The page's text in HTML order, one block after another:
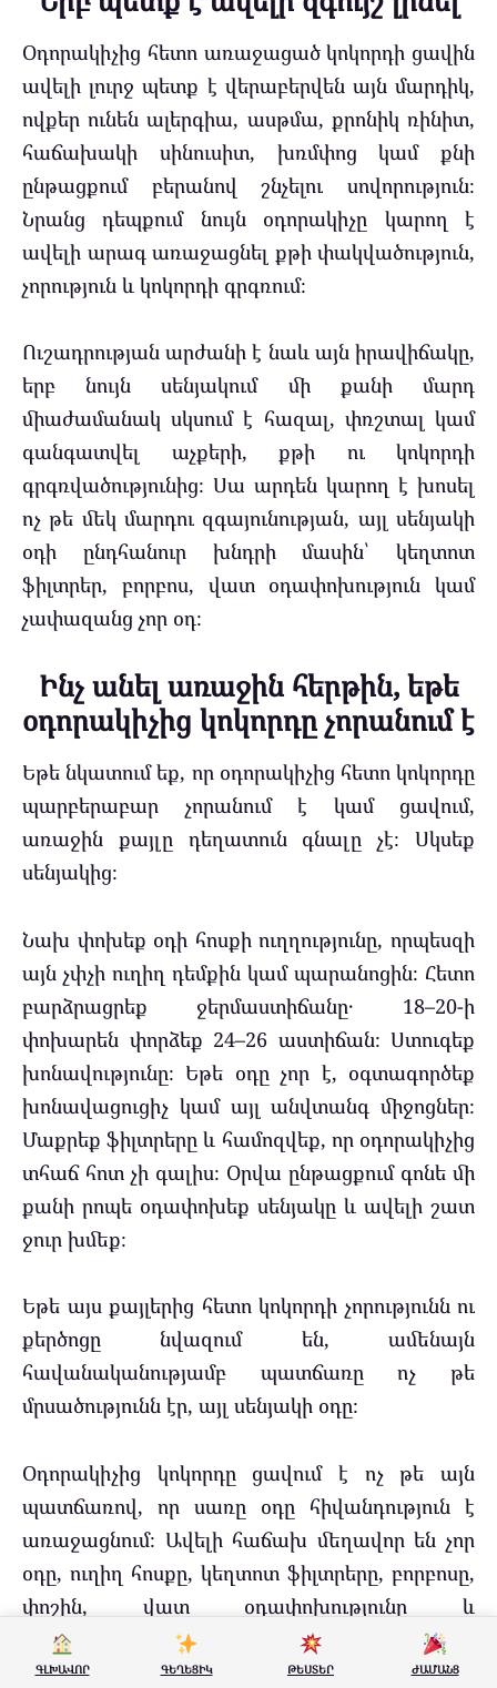
Օդորակիչից հետո առաջացած կոկորդի ցավին
ավելի լուրջ պետք է վերաբերվեն այն մարդիկ,
ովքեր ունեն ալերգիա, ասթմա, քրոնիկ ռինիտ,
հաճախակի սինուսիտ, խռմփոց կամ քնի
ընթացքում բերանով շնչելու սովորություն։
Նրանց դեպքում նույն օդորակիչը կարող է
ավելի արագ առաջացնել քթի փակվածություն,
չորություն և կոկորդի գրգռում։
Ուշադրության արժանի է նաև այն իրավիճակը,
երբ նույն սենյակում մի քանի մարդ
միաժամանակ սկսում է հազալ, փռշտալ կամ
գանգատվել աչքերի, քթի ու կոկորդի
գրգռվածությունից։ Սա արդեն կարող է խոսել
ոչ թե մեկ մարդու զգայունության, այլ սենյակի
օդի ընդհանուր խնդրի մասին՝ կեղտոտ
ֆիլտրեր, բորբոս, վատ օդափոխություն կամ
չափազանց չոր օդ։
Ինչ անել առաջին հերթին, եթե
օդորակիչից կոկորդը չորանում է
Եթե նկատում եք, որ օդորակիչից հետո կոկորդը
պարբերաբար չորանում է կամ ցավում,
առաջին քայլը դեղատուն գնալը չէ։ Սկսեք
սենյակից։
Նախ փոխեք օդի հոսքի ուղղությունը, որպեսզի
այն չփչի ուղիղ դեմքին կամ պարանոցին։ Հետո
բարձրացրեք ջերմաստիճանը․ 18–20-ի
փոխարեն փորձեք 24–26 աստիճան։ Ստուգեք
խոնավությունը։ Եթե օդը չոր է, օգտագործեք
խոնավացուցիչ կամ այլ անվտանգ միջոցներ։
Մաքրեք ֆիլտրերը և համոզվեք, որ օդորակիչից
տհաճ հոտ չի գալիս։ Օրվա ընթացքում գոնե մի
քանի րոպե օդափոխեք սենյակը և ավելի շատ
ջուր խմեք։
Եթե այս քայլերից հետո կոկորդի չորությունն ու
քերծոցը նվազում են, ամենայն
հավանականությամբ պատճառը ոչ թե
մրսածությունն էր, այլ սենյակի օդը։
Օդորակիչից կոկորդը ցավում է ոչ թե այն
պատճառով, որ սառը օդը հիվանդություն է
առաջացնում։ Ավելի հաճախ մեղավոր են չոր
օդը, ուղիղ հոսքը, կեղտոտ ֆիլտրերը, բորբոսը,
փոշին, վատ օդափոխությունը և
ջերմաստիճանի կտրուկ տարբերությունը։
ԳԼԽԱՎՈՐ ԳԵՂԵՑԻԿ ԹԵՍՏԵՐ ԺԱՄԱՆՑ